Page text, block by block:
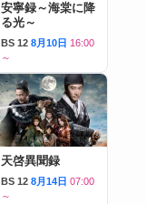
安寧録～海棠に降
る光～
BS 12 8月10日 16:00
～
天啓異聞録
BS 12 8月14日 07:00
～